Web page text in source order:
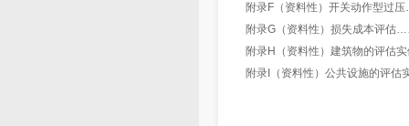
附录F（资料性）开关
附录G（资料性）损失
附录H（资料性）建筑
附录I（资料性）公共设